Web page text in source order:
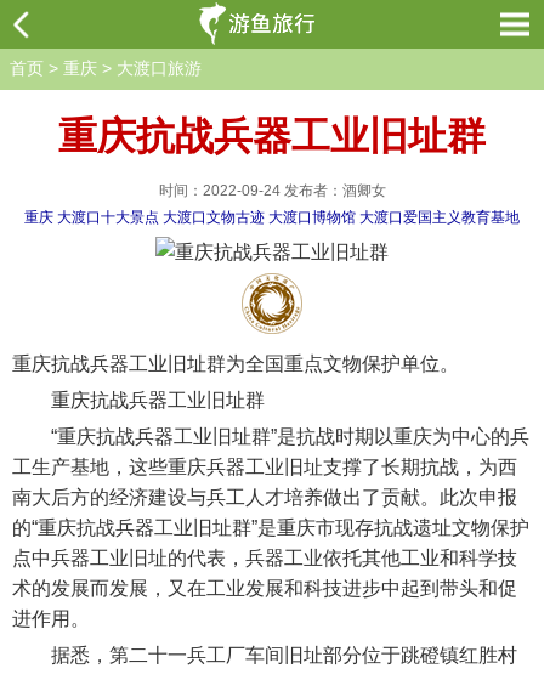
首页 > 重庆 > 大渡口旅游
重庆抗战兵器工业旧址群
时间：2022-09-24 发布者：酒卿女
重庆 大渡口十大景点 大渡口文物古迹 大渡口博物馆 大渡口爱国主义教育基地
重庆抗战兵器工业旧址群为全国重点文物保护单位。
重庆抗战兵器工业旧址群
“重庆抗战兵器工业旧址群”是抗战时期以重庆为中心的兵
工生产基地，这些重庆兵器工业旧址支撑了长期抗战，为西
南大后方的经济建设与兵工人才培养做出了贡献。此次申报
的“重庆抗战兵器工业旧址群”是重庆市现存抗战遗址文物保护
点中兵器工业旧址的代表，兵器工业依托其他工业和科学技
术的发展而发展，又在工业发展和科技进步中起到带头和促
进作用。
据悉，第二十一兵工厂车间旧址部分位于跳磴镇红胜村